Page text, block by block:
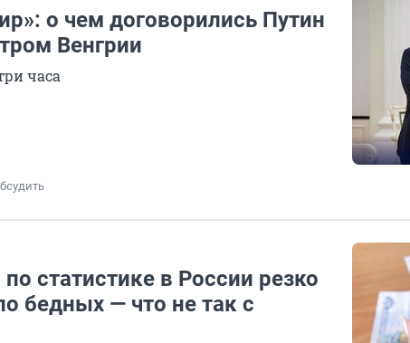
о чем договорились Путин
Венгрии
часа
статистике в России резко
бедных — что не так с